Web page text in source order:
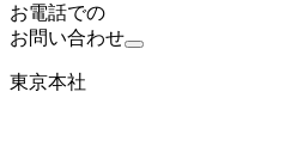
お電話での
お問い合わせ
東京本社